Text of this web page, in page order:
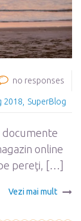
no responses
2018 SuperBlog
documente
online
pereţi, […]
Vezi mai mult